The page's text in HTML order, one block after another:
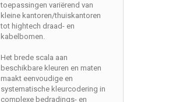
toepassingen variërend van
kleine kantoren/thuiskantoren
tot hightech draad- en
kabelbomen.
Het brede scala aan
beschikbare kleuren en maten
maakt eenvoudige en
systematische kleurcodering in
complexe bedradings- en